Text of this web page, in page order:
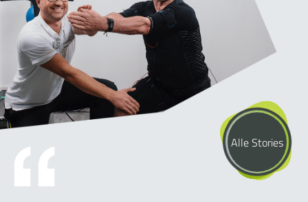
Alle Stories